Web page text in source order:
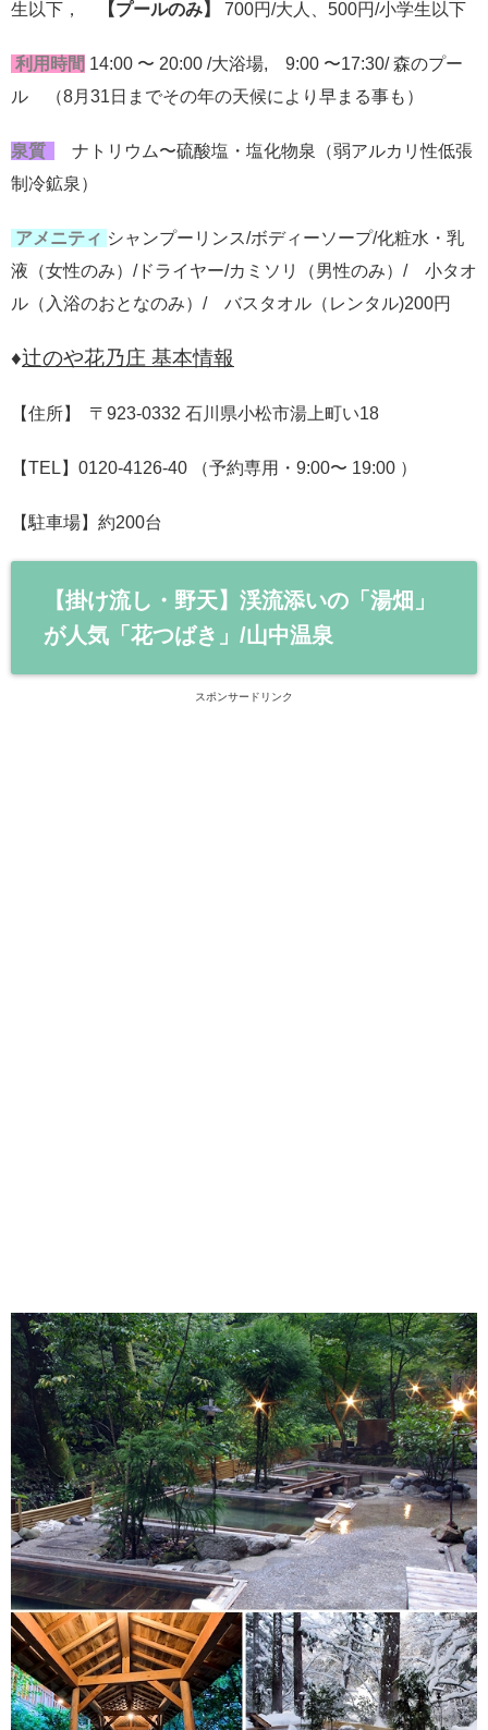
生以下， 【プールのみ】 700円/大人、500円/小学生以下
利用時間 14:00 〜 20:00 /大浴場, 9:00 〜17:30/ 森のプー
ル （8月31日までその年の天候により早まる事も）
泉質
ナトリウム〜硫酸塩・塩化物泉（弱アルカリ性低張
制冷鉱泉）
アメニティ シャンプーリンス/ボディーソープ/化粧水・乳
液（女性のみ）/ドライヤー/カミソリ（男性のみ）/ 小タオ
ル（入浴のおとなのみ）/ バスタオル（レンタル)200円
♦辻のや花乃庄 基本情報
【住所】 〒923-0332 石川県小松市湯上町い18
【TEL】0120-4126-40 （予約専用・9:00〜 19:00 ）
【駐車場】約200台
【掛け流し・野天】渓流添いの「湯畑」
が人気「花つばき」/山中温泉
スポンサードリンク